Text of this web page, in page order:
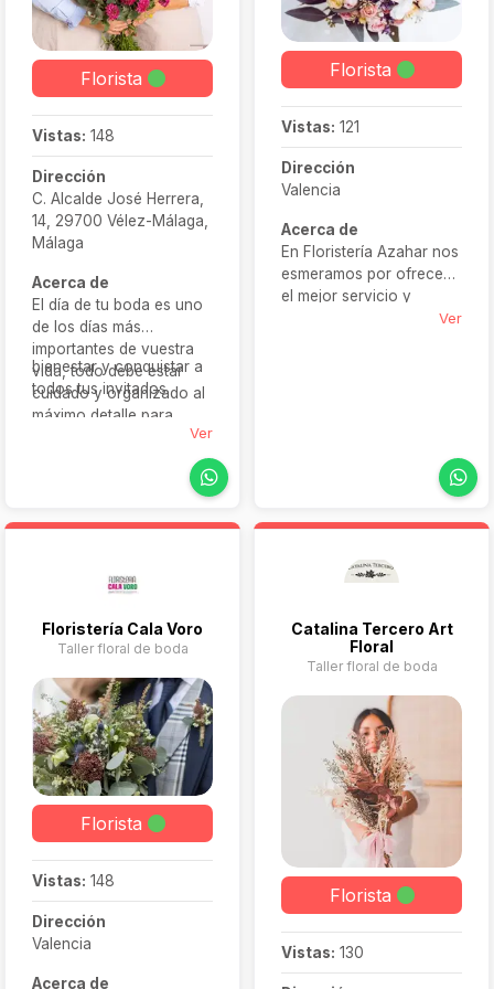
Florista
Vistas: 148
Dirección
C. Alcalde José Herrera,
14, 29700 Vélez-Málaga,
Málaga
Acerca de
El día de tu boda es uno
de los días más
importantes de vuestra
vida, todo debe estar
cuidado y organizado al
máximo detalle para
crear el ambiente mágico
decoración floral es una
importantes para
bienestar y conquistar a
todos tus invitados
Ver
Florista
Vistas: 121
Dirección
Valencia
Acerca de
En Floristería Azahar nos
esmeramos por ofrecer
el mejor servicio y
con flores y plantas que
nuestra pasión por la
naturaleza.
Ver
Floristería Cala Voro
Taller floral de boda
Florista
Vistas: 148
Dirección
Valencia
Acerca de
Catalina Tercero Art
Floral
Taller floral de boda
Florista
Vistas: 130